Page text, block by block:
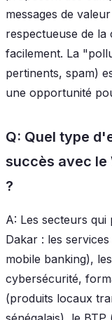
messages de
respectueuse de la
facilement. La
pertinents, spam)
une opportunité
Q: Quel type
succès avec le
?
A: Les secteurs
Dakar : les
mobile banking),
cybersécurité,
(produits locaux